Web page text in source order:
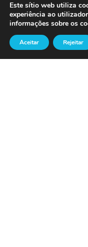
Este sítio web utiliza
experiência ao
informações sobre os
Aceitar Rejeitar